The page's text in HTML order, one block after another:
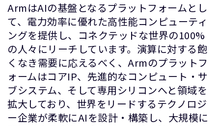
ArmはAIの基盤となるプラットフォームとし
て、電力効率に優れた高性能コンピューティ
ングを提供し、コネクテッドな世界の100%
の人々にリーチしています。演算に対する飽
くなき需要に応えるべく、Armのプラットフ
ォームはコアIP、先進的なコンピュート・サ
ブシステム、そして専用シリコンへと領域を
拡大しており、世界をリードするテクノロジ
ー企業が柔軟にAIを設計・構築し、大規模に